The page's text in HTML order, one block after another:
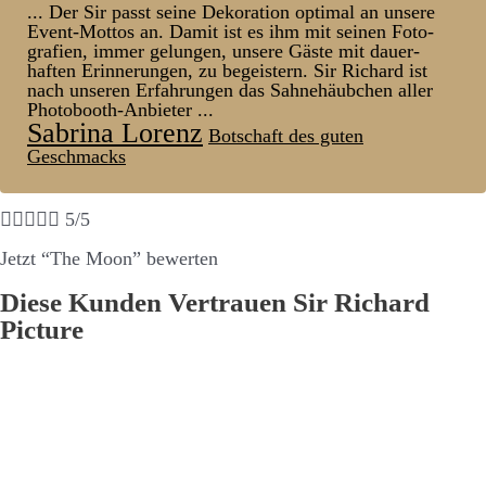
... Der Sir passt seine Dekoration optimal an unsere
Event-Mottos an. Damit ist es ihm mit seinen Foto­
grafien, immer ge­lungen, unsere Gäste mit dauer­
haften Er­inner­ungen, zu be­geistern. Sir Richard ist
nach unseren Er­fahr­ungen das Sahn­ehäub­chen aller
Photo­booth-Anbieter ...
Sabrina Lorenz Botschaft des guten
Geschmacks
     5/5
Jetzt “The Moon” bewerten
Diese Kunden Vertrauen Sir Richard
Picture